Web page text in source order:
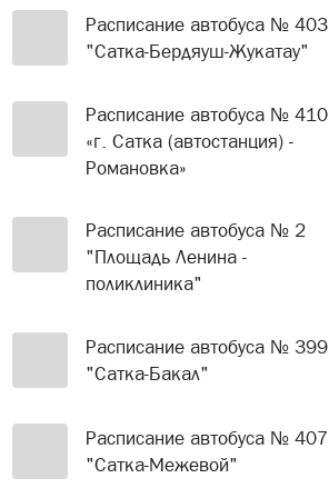
Расписание автобуса № 403
"Сатка-Бердяуш-Жукатау"
Расписание автобуса № 410
«г. Сатка (автостанция) -
Романовка»
Расписание автобуса № 2
"Площадь Ленина -
поликлиника"
Расписание автобуса № 399
"Сатка-Бакал"
Расписание автобуса № 407
"Сатка-Межевой"